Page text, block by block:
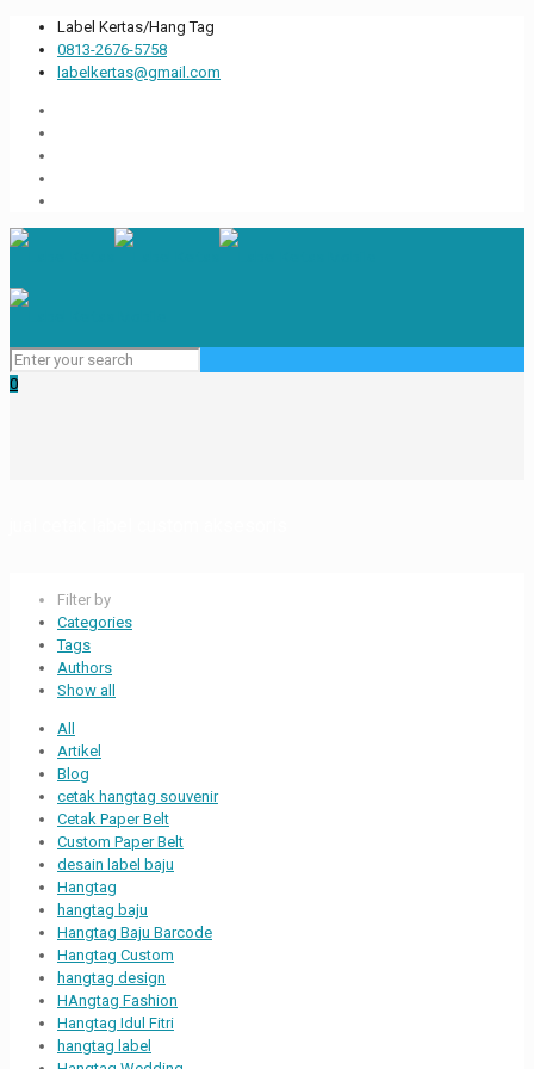
Label Kertas/Hang Tag
0813-2676-5758
labelkertas@gmail.com
0
Filter by
Categories
Tags
Authors
Show all
All
Artikel
Blog
cetak hangtag souvenir
Cetak Paper Belt
Custom Paper Belt
desain label baju
Hangtag
hangtag baju
Hangtag Baju Barcode
Hangtag Custom
hangtag design
HAngtag Fashion
Hangtag Idul Fitri
hangtag label